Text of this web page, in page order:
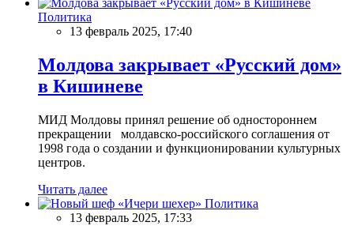
Политика
13 февраль 2025, 17:40
Молдова закрывает «Русский дом»
в Кишиневе
МИД Молдовы принял решение об одностороннем
прекращении молдавско-российского соглашения от
1998 года о создании и функционировании культурных
центров.
Читать далее
Политика
13 февраль 2025, 17:33